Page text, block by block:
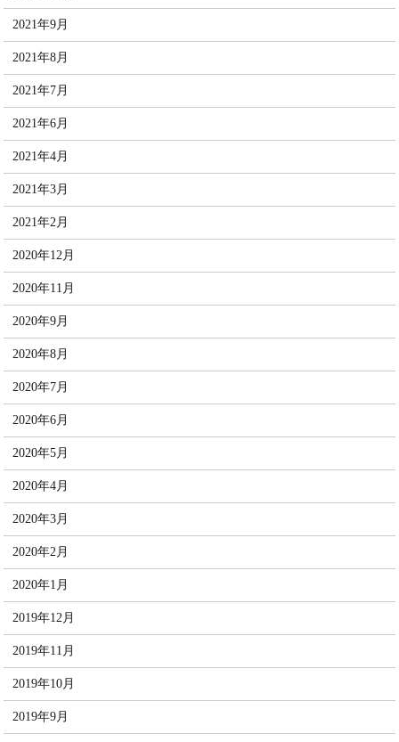
2021年9月
2021年8月
2021年7月
2021年6月
2021年4月
2021年3月
2021年2月
2020年12月
2020年11月
2020年9月
2020年8月
2020年7月
2020年6月
2020年5月
2020年4月
2020年3月
2020年2月
2020年1月
2019年12月
2019年11月
2019年10月
2019年9月